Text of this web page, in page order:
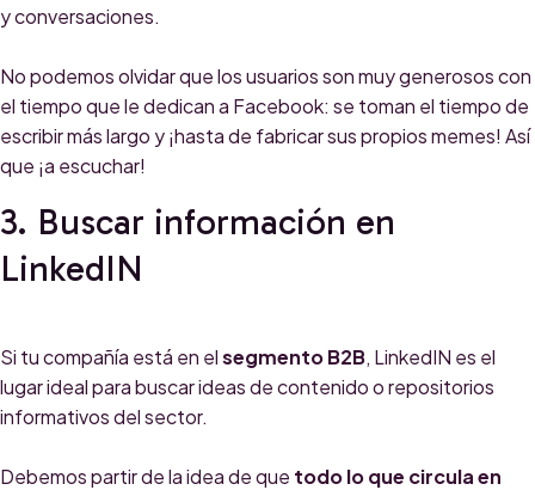
y conversaciones.
No podemos olvidar que los usuarios son muy generosos con
el tiempo que le dedican a Facebook: se toman el tiempo de
escribir más largo y ¡hasta de fabricar sus propios memes! Así
que ¡a escuchar!
3. Buscar información en
LinkedIN
Si tu compañía está en elsegmento B2B, LinkedIN es el
lugar ideal para buscar ideas de contenido o repositorios
informativos del sector.
Debemos partir de la idea de que todo lo que circula en